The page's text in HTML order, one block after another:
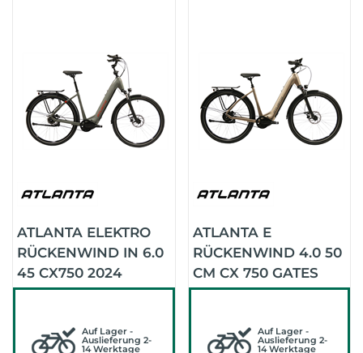
ATLANTA ELEKTRO
RÜCKENWIND IN 6.0
45 CX750 2024
(GRAU-SCHWARZ)
Auf Lager -
Auslieferung 2-
14 Werktage
ATLANTA E
RÜCKENWIND 4.0 50
CM CX 750 GATES
2024 TEST (STEIN
GRAU)
Auf Lager -
Auslieferung 2-
14 Werktage